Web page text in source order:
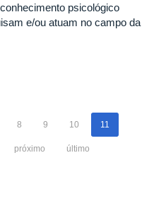
psicológico
e/ou atuam no campo da
8 9 10 11
próximo último